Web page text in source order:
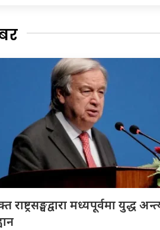
राष्ट्रसङ्घद्वारा मध्यपूर्वमा युद्ध